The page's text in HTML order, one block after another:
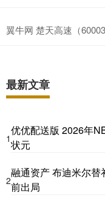
翼牛网 楚天高速（
最新文章
1
优优配送版 2026年
状元
2
融通资产 布迪米尔
前出局